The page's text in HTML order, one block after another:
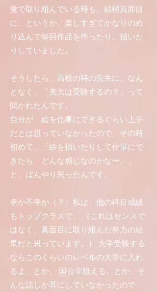
覚で取り組んでいる時も、結構真面目
に、というか、楽しすぎてかなりのめ
り込んで毎回作品を作ったり、描いた
りしていました。
そうしたら、高校の時の先生に、なん
となく、「美大は受験するの？」って
聞かれたんです。
自分が、絵を仕事にできるぐらい上手
だとは思っていなかったので、その時
初めて、「絵を描いたりして仕事にで
きたら、どんな感じなのかな〜。」
と、ぼんやり思ったんです。
幸か不幸か（？）私は、他の科目成績
もトップクラスで、 （これはセンスで
はなく、真面目に取り組んだ努力の結
果だと思っています。） 大学受験する
ならこのくらいのレベルの大学に入れ
るよ、とか、 国公立狙える、とか、そ
んな話しか耳にしていなかったので、